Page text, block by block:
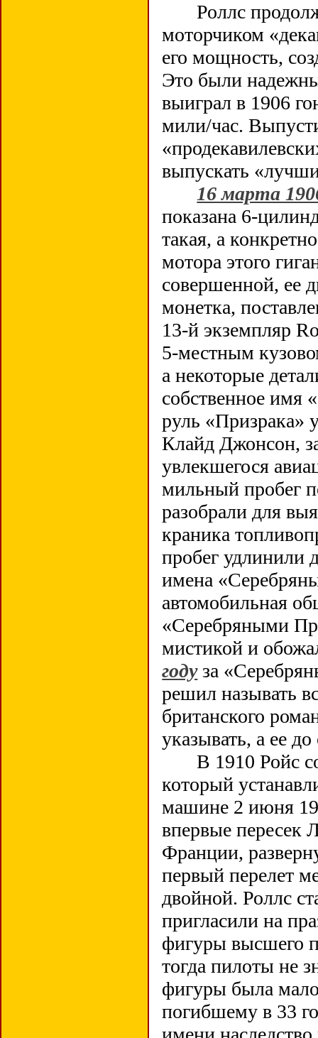
Роллс
моторчиком
его мощность,
Это были
выиграл в 1906
мили/час.
выпускать
16 марта
показана 6-
такая, а
мотора этого
совершенной, ее
монетка,
13-й экземпляр
5-местным
а некоторые
собственное имя
руль «Призрака»
Клайд Джонсон,
увлекшегося
мильный пробег
разобрали для
краника
пробег удлинили
имена
автомобильная
«Серебряными
мистикой и
годуза
решил называть
британского
указывать, а ее
В 1910 Ройс
который
машине 2 июня
впервые пересек
Франции,
первый перелет
двойной. Роллс
пригласили на
фигуры высшего
тогда пилоты не
фигуры была
погибшему в 33